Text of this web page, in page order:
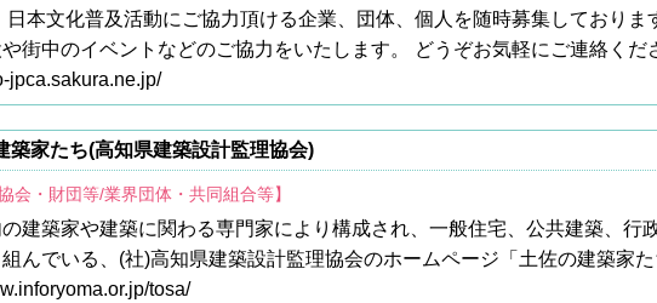
日本文化普及活動にご協力頂ける企業、団体、個人を随時募集しておりま
街中のイベントなどのご協力をいたします。 どうぞお気軽にご連絡くだ
jpca.sakura.ne.jp/
築家たち(高知県建築設計監理協会)
会・財団等/業界団体・共同組合等】
建築家や建築に関わる専門家により構成され、一般住宅、公共建築、行
んでいる、(社)高知県建築設計監理協会のホームページ「土佐の建築家た
tosa/